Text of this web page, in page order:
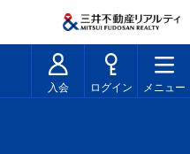
入会 ログイン メニュー